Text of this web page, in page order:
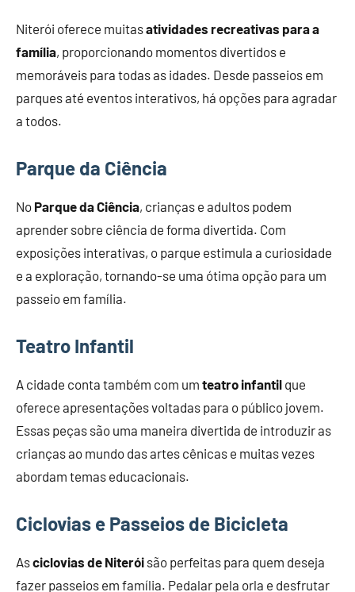
Niterói oferece muitasatividades recreativas para a
família, proporcionando momentos divertidos e
memoráveis para todas as idades. Desde passeios em
parques até eventos interativos, há opções para agradar
a todos.
Parque da Ciência
No Parque da Ciência, crianças e adultos podem
aprender sobre ciência de forma divertida. Com
exposições interativas, o parque estimula a curiosidade
e a exploração, tornando-se uma ótima opção para um
passeio em família.
Teatro Infantil
A cidade conta também com um teatro infantil que
oferece apresentações voltadas para o público jovem.
Essas peças são uma maneira divertida de introduzir as
crianças ao mundo das artes cênicas e muitas vezes
abordam temas educacionais.
Ciclovias e Passeios de Bicicleta
Asciclovias de Niterói são perfeitas para quem deseja
fazer passeios em família. Pedalar pela orla e desfrutar